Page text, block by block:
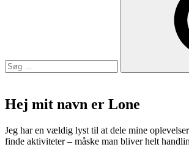
Hej mit navn er Lone
Jeg har en vældig lyst til at dele mine
finde aktiviteter – måske man bliver helt